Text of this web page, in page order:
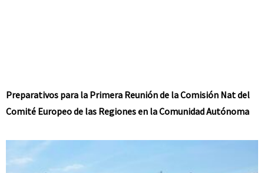
Preparativos para la Primera Reunión de la Comisión Nat del
Comité Europeo de las Regiones en la Comunidad Autónoma